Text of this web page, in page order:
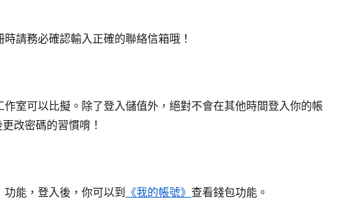
請務必確認輸入正確的聯絡信箱哦！
室可以比擬。除了登入儲值外，絕對不會在其他時間登入你的帳
改密碼的習慣唷！
能，登入後，你可以到
《我的帳號》 查看錢包功能。